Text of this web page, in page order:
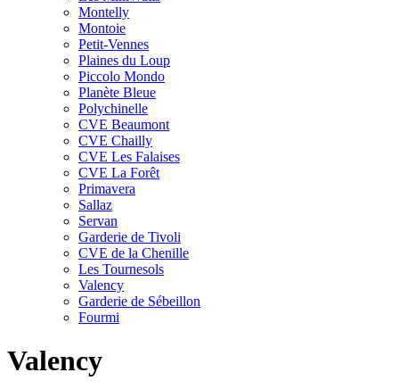
Montelly
Montoie
Petit-Vennes
Plaines du Loup
Piccolo Mondo
Planète Bleue
Polychinelle
CVE Beaumont
CVE Chailly
CVE Les Falaises
CVE La Forêt
Primavera
Sallaz
Servan
Garderie de Tivoli
CVE de la Chenille
Les Tournesols
Valency
Garderie de Sébeillon
Fourmi
Valency